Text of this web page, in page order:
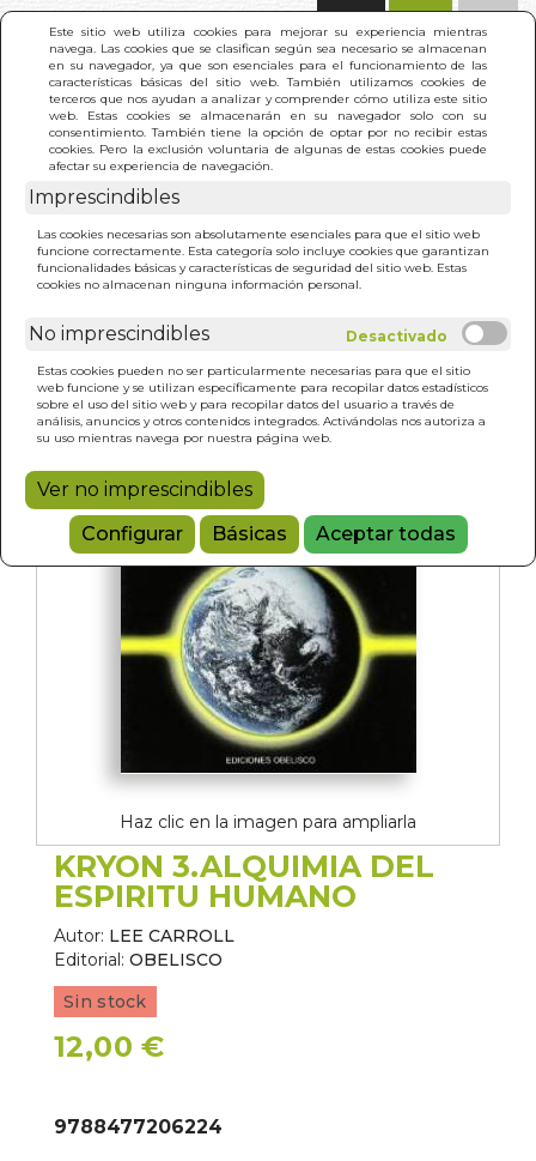
Este sitio web utiliza cookies para mejorar su experiencia mientras
navega. Las cookies que se clasifican según sea necesario se almacenan
en su navegador, ya que son esenciales para el funcionamiento de las
características básicas del sitio web. También utilizamos cookies de
terceros que nos ayudan a analizar y comprender cómo utiliza este sitio
web. Estas cookies se almacenarán en su navegador solo con su
consentimiento. También tiene la opción de optar por no recibir estas
cookies. Pero la exclusión voluntaria de algunas de estas cookies puede
afectar su experiencia de navegación.
Imprescindibles
Las cookies necesarias son absolutamente esenciales para que el sitio web
funcione correctamente. Esta categoría solo incluye cookies que garantizan
funcionalidades básicas y características de seguridad del sitio web. Estas
cookies no almacenan ninguna información personal.
No imprescindibles
Estas cookies pueden no ser particularmente necesarias para que el sitio
web funcione y se utilizan específicamente para recopilar datos estadísticos
sobre el uso del sitio web y para recopilar datos del usuario a través de
análisis, anuncios y otros contenidos integrados. Activándolas nos autoriza a
su uso mientras navega por nuestra página web.
Ver no imprescindibles
Configurar
Básicas Aceptar todas
INICIO >
Haz clic en la imagen para ampliarla
KRYON 3.ALQUIMIA DEL
ESPIRITU HUMANO
Autor: LEE CARROLL
Editorial: OBELISCO
Sin stock
12,00 €
9788477206224